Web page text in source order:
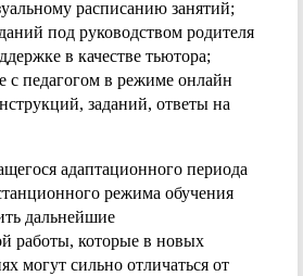
расписанию занятий;
под руководством родителя
в качестве тьютора;
с педагогом в режиме онлайн
заданий, ответы на
адаптационного периода
режима обучения
дальнейшие
работы, которые в новых
могут сильно отличаться от